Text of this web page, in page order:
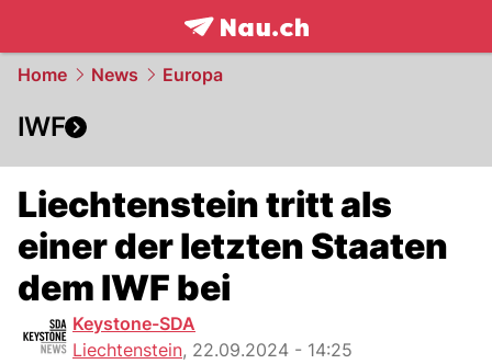
frontpage.NAU.ch
Home News Europa
IWF
Liechtenstein tritt als
einer der letzten Staaten
dem IWF bei
Keystone-SDA
Liechtenstein, 22.09.2024 - 14:25